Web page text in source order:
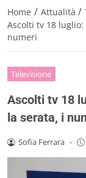
Home / Attualità /
Ascolti tv 18 luglio:
numeri
Televisione
Ascolti tv 18
la serata, i
Sofia Ferrara -